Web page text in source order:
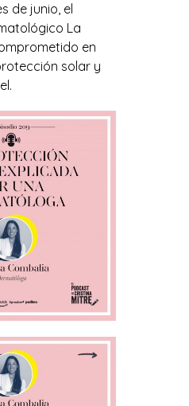
de junio, el
La
en
solar y